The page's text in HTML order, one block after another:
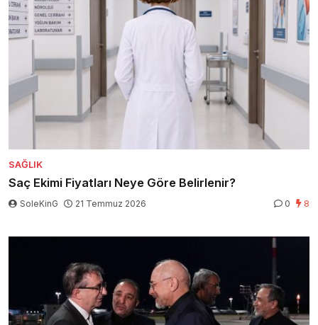
SAĞLIK
Saç Ekimi Fiyatları Neye Göre Belirlenir?
SoleKinG 21 Temmuz 2026 0 8